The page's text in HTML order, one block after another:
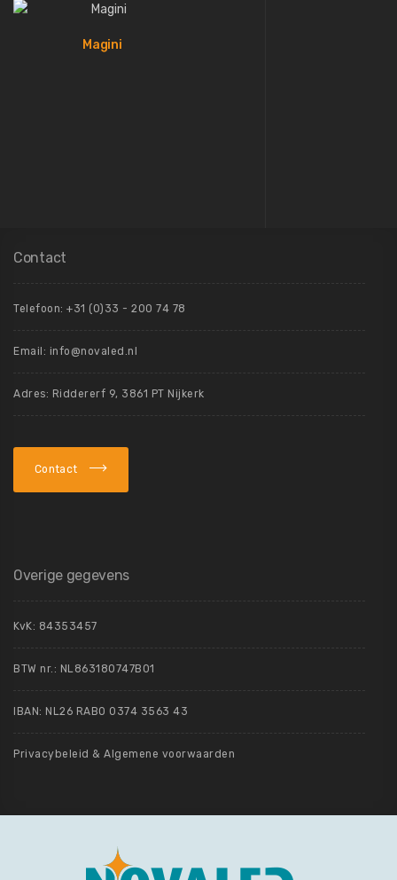
Magini
Contact
Telefoon: +31 (0)33 - 200 74 78
Email: info@novaled.nl
Adres: Riddererf 9, 3861 PT Nijkerk
Contact
Overige gegevens
KvK: 84353457
BTW nr.: NL863180747B01
IBAN: NL26 RABO 0374 3563 43
Privacybeleid & Algemene voorwaarden